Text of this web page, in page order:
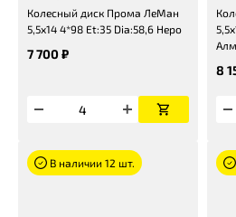
Колесный диск Прома ЛеМан
5,5x14 4*98 Et:35 Dia:58,6 Неро
7 700 ₽
8
В наличии 12 шт.